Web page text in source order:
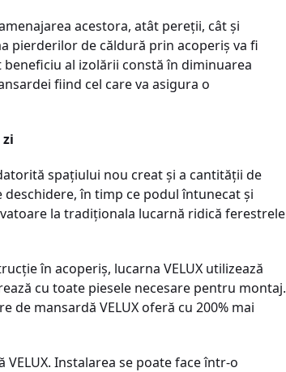
acestora, atât pereții, cât și
pierderilor de căldură prin acoperiș va fi
al izolării constă în diminuarea
fiind cel care va asigura o
spațiului nou creat și a cantității de
în timp ce podul întunecat și
la tradiționala lucarnă ridică ferestrele
în acoperiș, lucarna VELUX utilizează
cu toate piesele necesare pentru montaj.
mansardă VELUX oferă cu 200% mai
Instalarea se poate face într-o